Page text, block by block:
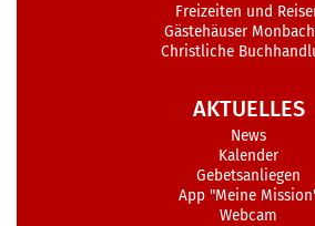
Freizeiten und
Gästehäuser
Christliche
AKTUELLES
News
Kalender
Gebetsanliegen
App "Meine
Webcam